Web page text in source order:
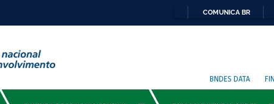
COMUNICA BR
BNDES DATA